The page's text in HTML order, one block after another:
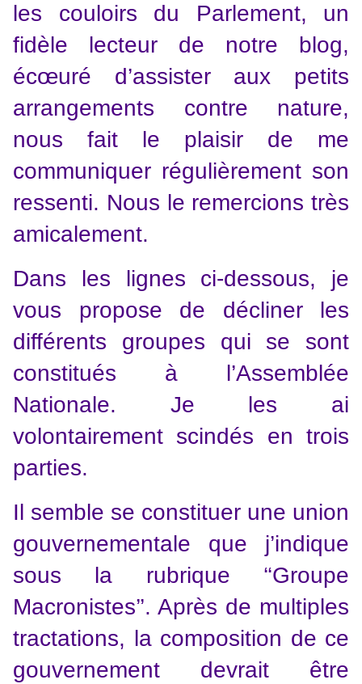
les couloirs du Parlement, un
fidèle lecteur de notre blog,
écœuré d’assister aux petits
arrangements contre nature,
nous fait le plaisir de me
communiquer régulièrement son
ressenti. Nous le remercions très
amicalement.
Dans les lignes ci-dessous, je
vous propose de décliner les
différents groupes qui se sont
constitués à l’Assemblée
Nationale. Je les ai
volontairement scindés en trois
parties.
Il semble se constituer une union
gouvernementale que j’indique
sous la rubrique ‘‘Groupe
Macronistes’’. Après de multiples
tractations, la composition de ce
gouvernement devrait être